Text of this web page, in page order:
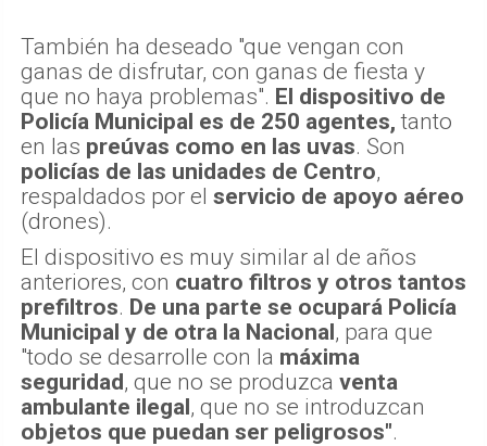
También ha deseado "que vengan con
ganas de disfrutar, con ganas de fiesta y
que no haya problemas". El dispositivo de
Policía Municipal es de 250 agentes, tanto
en las preúvas como en las uvas. Son
policías de las unidades de Centro,
respaldados por el servicio de apoyo aéreo
(drones).
El dispositivo es muy similar al de años
anteriores, con cuatro filtros y otros tantos
prefiltros. De una parte se ocupará Policía
Municipal y de otra la Nacional, para que
"todo se desarrolle con la máxima
seguridad, que no se produzca venta
ambulante ilegal, que no se introduzcan
objetos que puedan ser peligrosos".